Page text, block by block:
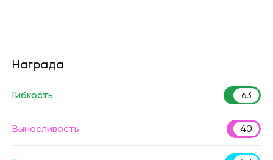
Награда
Гибкость 63
Выносливость 40